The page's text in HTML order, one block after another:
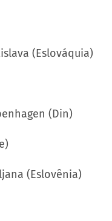
(Eslováquia)
(Din)
(Eslovênia)